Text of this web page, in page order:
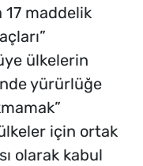
maddelik
ülkelerin
yürürlüğe
için ortak
olarak kabul